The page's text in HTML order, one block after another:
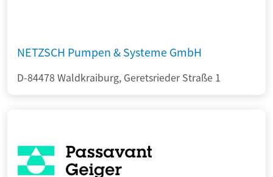
NETZSCH Pumpen & Systeme GmbH
D-84478 Waldkraiburg, Geretsrieder Straße 1